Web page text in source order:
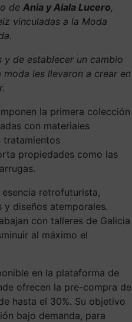
de Ania y Aiala Lucero,
vinculadas a la Moda
y de establecer un cambio
les llevaron a crear en
la primera colección
con materiales
tratamientos
propiedades como las
retrofuturista,
y diseños atemporales.
con talleres de Galicia
al máximo el
en la plataforma de
ofrecen la pre-compra de
hasta el 30%. Su objetivo
bajo demanda, para